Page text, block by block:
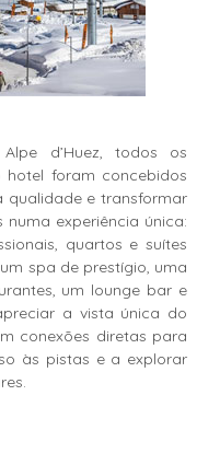
d’Huez, todos os
foram concebidos
qualidade e transformar
experiência única:
quartos e suítes
spa de prestígio, uma
um lounge bar e
a vista única do
conexões diretas para
às pistas e a explorar